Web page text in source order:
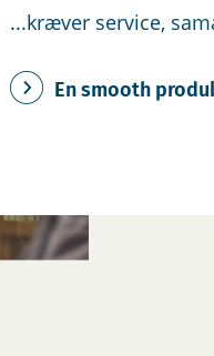
...kræver service,
En smooth